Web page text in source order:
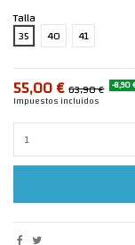
Talla
35
40 41
55,00 € 63,90 € -8,90
Impuestos incluidos